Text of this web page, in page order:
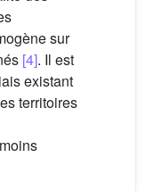
sur
[4]. Il est
existant
territoires